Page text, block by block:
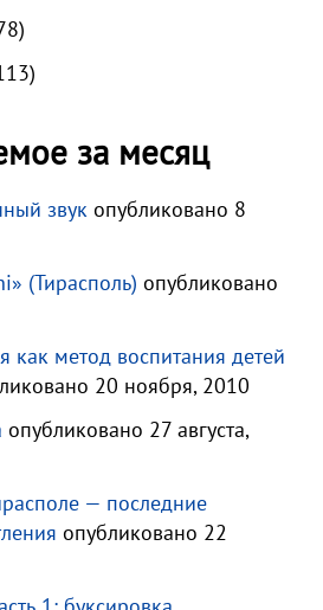
за месяц
звук опубликовано 8
(Тирасполь) опубликовано
как метод воспитания детей
20 ноября, 2010
опубликовано 27 августа,
— последние
опубликовано 22